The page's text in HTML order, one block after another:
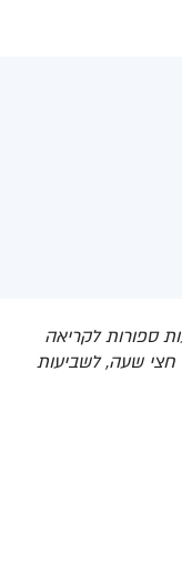
ספורות לקריאה